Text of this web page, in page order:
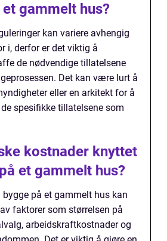
gammelt hus?
kan variere avhengig
i, derfor er det viktig å
de nødvendige tillatelsene
Det kan være lurt å
eller en arkitekt for å
spesifikke tillatelsene som
kostnader knyttet
et gammelt hus?
bygge på et gammelt hus kan
faktorer som størrelsen på
arbeidskraftkostnader og